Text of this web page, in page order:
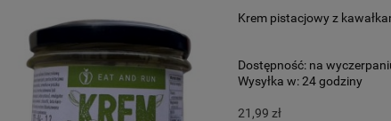
Krem pistacjowy z
Dostępność: na
Wysyłka w:24 godziny
21,99 zł